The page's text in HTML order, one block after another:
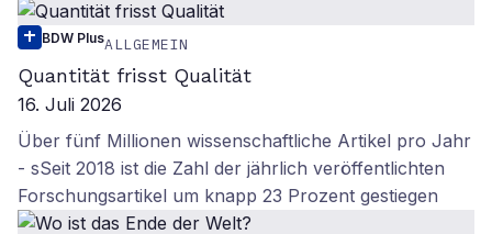
BDW PlusALLGEMEIN
Quantität frisst Qualität
16. Juli 2026
Über fünf Millionen wissenschaftliche Artikel pro Jahr
- sSeit 2018 ist die Zahl der jährlich veröffentlichten
Forschungsartikel um knapp 23 Prozent gestiegen